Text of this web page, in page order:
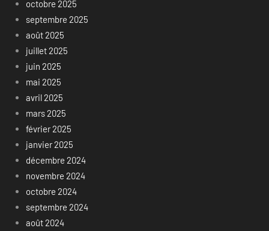
octobre 2025
septembre 2025
août 2025
juillet 2025
juin 2025
mai 2025
avril 2025
mars 2025
février 2025
janvier 2025
décembre 2024
novembre 2024
octobre 2024
septembre 2024
août 2024